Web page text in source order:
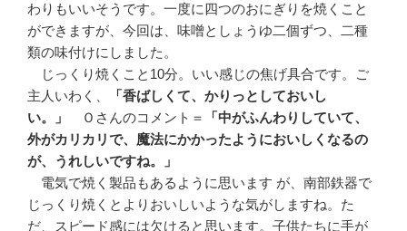
わりもいいそうです。一度に四つのおにぎりを焼くこと
ができますが、今回は、味噌としょうゆ二個ずつ、二種
類の味付けにしました。
じっくり焼くこと10分。いい感じの焦げ具合です。ご
主人いわく、
「香ばしくて、かりっとしておいし
い。」
Ｏさんのコメント＝
「中がふんわりしていて、
外がカリカリで、魔法にかかったようにおいしくなるの
が、うれしいですね。」
電気で焼く製品もあるように思います が、南部鉄器で
じっくり焼くとよりおいしいような気がしますね。た
だ、スピード感には欠けると思います。子供たちに手が